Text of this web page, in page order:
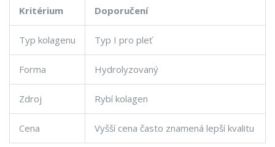
Kritérium Doporučení
Typ kolagenu Typ I pro pleť
Forma Hydrolyzovaný
Zdroj Rybí kolagen
Cena Vyšší cena často znamená lepší kvalitu